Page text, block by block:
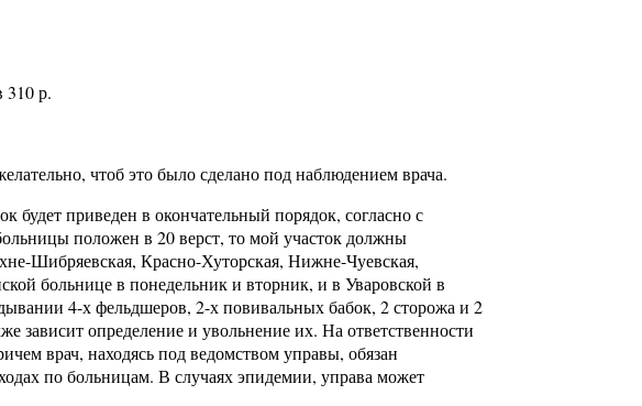
310 р.
чтоб это было сделано под наблюдением врача.
приведен в окончательный порядок, согласно с
положен в 20 верст, то мой участок должны
Шибряевская, Красно-Хуторская, Нижне-Чуевская,
больнице в понедельник и вторник, и в Уваровской в
4-х фельдшеров, 2-х повивальных бабок, 2 сторожа и 2
зависит определение и увольнение их. На ответственности
врач, находясь под ведомством управы, обязан
по больницам. В случаях эпидемии, управа может